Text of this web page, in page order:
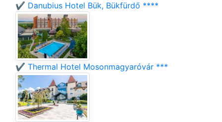
✔️ Danubius Hotel Bük, Bükfürdő ****
✔️ Thermal Hotel Mosonmagyaróvár ***